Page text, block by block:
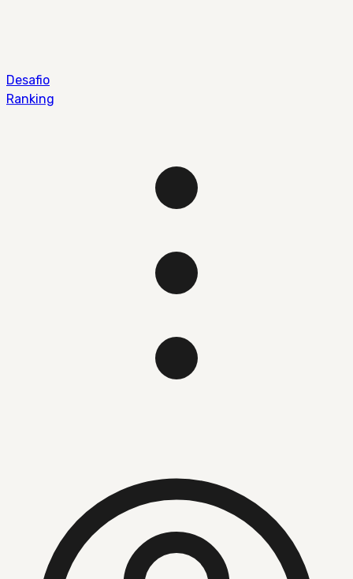
Desafio
Ranking